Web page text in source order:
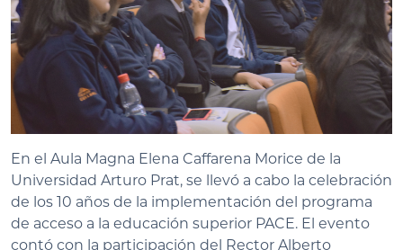
En el Aula Magna Elena Caffarena Morice de la
Universidad Arturo Prat, se llevó a cabo la celebración
de los 10 años de la implementación del programa
de acceso a la educación superior PACE. El evento
contó con la participación del Rector Alberto